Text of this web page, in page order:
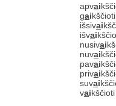
apvai
gaikščioti
išsivai
išvai
nusivai
nuvai
pavai
privai
suvai
vaikščioti